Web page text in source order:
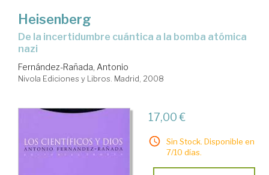
Heisenberg
de la incertidumbre cuántica a la bomba atómica
nazi
Fernández-Rañada, Antonio
Nivola Ediciones y Libros. Madrid, 2008
17,00 €
Sin Stock. Disponible en
7/10 días.